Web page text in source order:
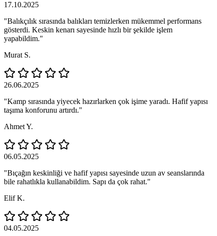
17.10.2025
"Balıkçılık sırasında balıkları temizlerken mükemmel performans
gösterdi. Keskin kenarı sayesinde hızlı bir şekilde işlem
yapabildim."
Murat S.
26.06.2025
"Kamp sırasında yiyecek hazırlarken çok işime yaradı. Hafif yapısı
taşıma konforunu artırdı."
Ahmet Y.
06.05.2025
"Bıçağın keskinliği ve hafif yapısı sayesinde uzun av seanslarında
bile rahatlıkla kullanabildim. Sapı da çok rahat."
Elif K.
04.05.2025